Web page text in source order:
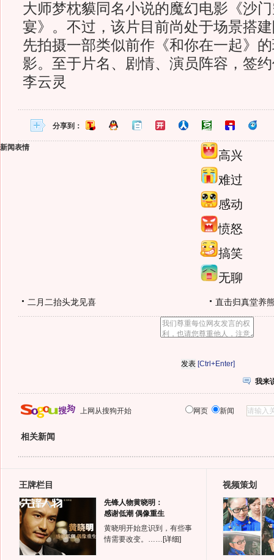
大师梦枕貘同名小说的魔幻电影《沙
宴》。不过，该片目前尚处于场景搭
先拍摄一部类似前作《和你在一起》
影。至于片名、剧情、演员阵容，签
李云灵
分享到：
新闻表情
高兴
难过
感动
愤怒
搞笑
无聊
二月二抬头龙见喜 直击归真堂养
[Ctrl+Enter]
我来
上网从搜狗开始 网页 新闻
相关新闻
王牌栏目
先锋人物黄晓明：
感谢低潮 偶像重生
黄晓明开始意识到，有些事
情需要改变。…… [详细]
视频策划